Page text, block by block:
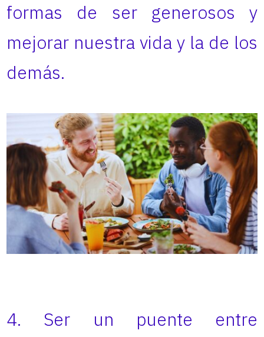
formas de ser generosos y
mejorar nuestra vida y la de los
demás.
4. Ser un puente entre